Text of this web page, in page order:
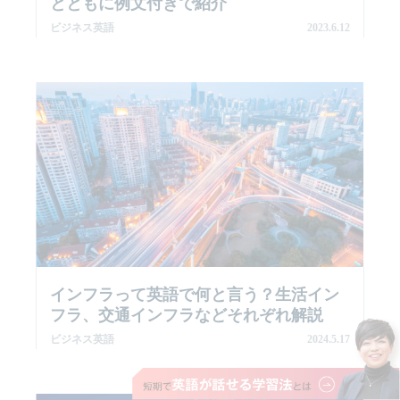
ビジネス英語 2023.6.12
インフラって英語で何と言う？生活イン
フラ、交通インフラなどそれぞれ解説
ビジネス英語 2024.5.17